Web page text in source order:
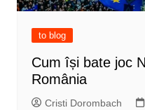
to blog
Cum își bate joc
România
Cristi Dorombach